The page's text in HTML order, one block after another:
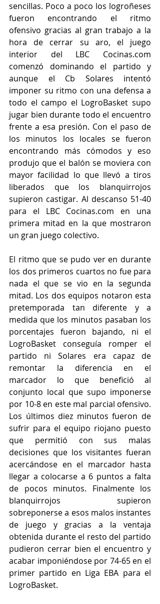
sencillas. Poco a poco los logroñeses
fueron encontrando el ritmo
ofensivo gracias al gran trabajo a la
hora de cerrar su aro, el juego
interior del LBC Cocinas.com
comenzó dominando el partido y
aunque el Cb Solares intentó
imponer su ritmo con una defensa a
todo el campo el LogroBasket supo
jugar bien durante todo el encuentro
frente a esa presión. Con el paso de
los minutos los locales se fueron
encontrando más cómodos y eso
produjo que el balón se moviera con
mayor facilidad lo que llevó a tiros
liberados que los blanquirrojos
supieron castigar. Al descanso 51-40
para el LBC Cocinas.com en una
primera mitad en la que mostraron
un gran juego colectivo.
El ritmo que se pudo ver en durante
los dos primeros cuartos no fue para
nada el que se vio en la segunda
mitad. Los dos equipos notaron esta
pretemporada tan diferente y a
medida que los minutos pasaban los
porcentajes fueron bajando, ni el
LogroBasket conseguía romper el
partido ni Solares era capaz de
remontar la diferencia en el
marcador lo que benefició al
conjunto local que supo imponerse
por 10-8 en este mal parcial ofensivo.
Los últimos diez minutos fueron de
sufrir para el equipo riojano puesto
que permitió con sus malas
decisiones que los visitantes fueran
acercándose en el marcador hasta
llegar a colocarse a 6 puntos a falta
de pocos minutos. Finalmente los
blanquirrojos supieron
sobreponerse a esos malos instantes
de juego y gracias a la ventaja
obtenida durante el resto del partido
pudieron cerrar bien el encuentro y
acabar imponiéndose por 74-65 en el
primer partido en Liga EBA para el
LogroBasket.